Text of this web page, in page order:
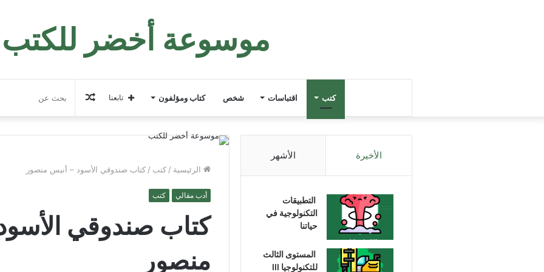
موسوعة أخضر للكتب
كتب اقتباسات شخص كتاب ومؤلفون مقال
عشوائي
تابعنا
الرئيسية / كتب / كتاب صندوقي الأسود – أنيس منصور
أدب مقالي كتب
كتاب صندوقي
منصور
الأخيرة الأشهر
التطبيقات
التكنولوجية في
حياتنا
المستوى الثالث
للتكنولوجيا III